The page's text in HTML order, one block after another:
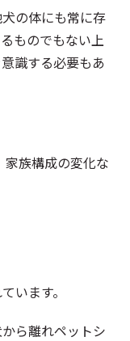
の体にも常に存
ものでもない上
識する必要もあ
族構成の変化な
います。
ら離れペットシ